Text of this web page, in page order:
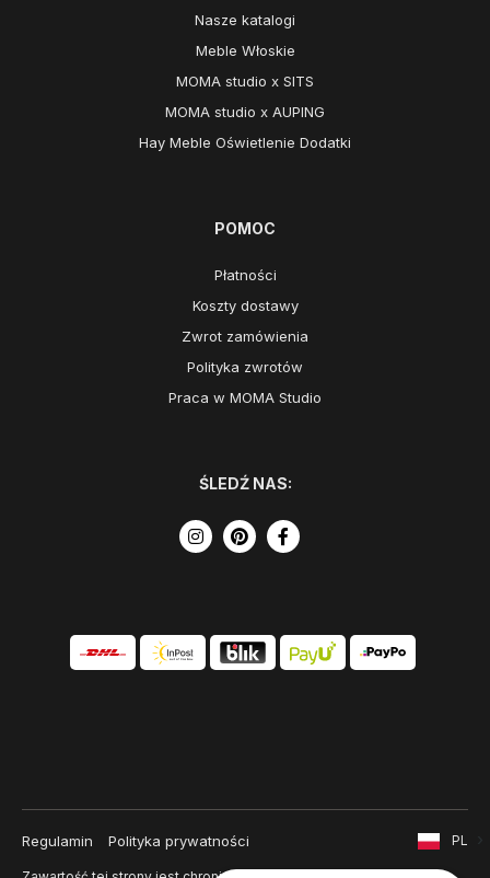
Nasze katalogi
Meble Włoskie
MOMA studio x SITS
MOMA studio x AUPING
Hay Meble Oświetlenie Dodatki
POMOC
Płatności
Koszty dostawy
Zwrot zamówienia
Polityka zwrotów
Praca w MOMA Studio
ŚLEDŹ NAS:
Regulamin Polityka prywatności PL